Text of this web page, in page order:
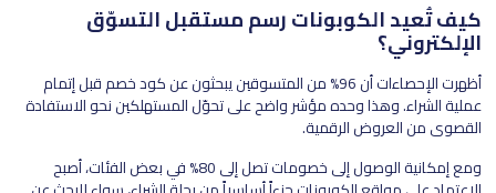
كيف تُعيد الكوبونات رسم مستقبل التسوّق
الإلكتروني؟
أظهرت الإحصاءات أن 96% من المتسوقين يبحثون عن كود خصم قبل إتمام
عملية الشراء. وهذا وحده مؤشر واضح على تحوّل المستهلكين نحو الاستفادة
القصوى من العروض الرقمية.
ومع إمكانية الوصول إلى خصومات تصل إلى 80% في بعض الفئات، أصبح